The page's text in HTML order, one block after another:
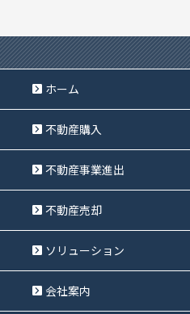
ホーム
不動産購入
不動産事業進出
不動産売却
ソリューション
会社案内